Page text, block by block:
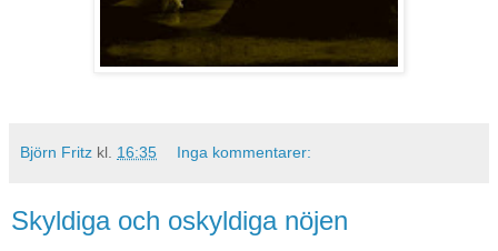
Björn Fritz kl. 16:35 Inga kommentarer:
Skyldiga och oskyldiga nöjen